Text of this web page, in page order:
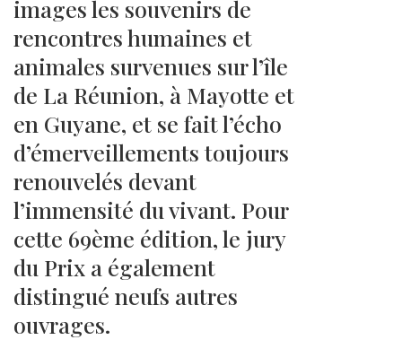
images les souvenirs de
rencontres humaines et
animales survenues sur l’île
de La Réunion, à Mayotte et
en Guyane, et se fait l’écho
d’émerveillements toujours
renouvelés devant
l’immensité du vivant. Pour
cette 69ème édition, le jury
du Prix a également
distingué neufs autres
ouvrages.